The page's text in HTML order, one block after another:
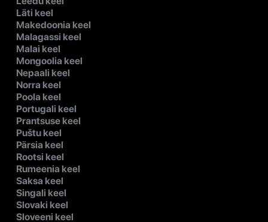
Läti keel
Makedoonia keel
Malagassi keel
Malai keel
Mongoolia keel
Nepaali keel
Norra keel
Poola keel
Portugali keel
Prantsuse keel
Puštu keel
Pärsia keel
Rootsi keel
Rumeenia keel
Saksa keel
Singali keel
Slovaki keel
Sloveeni keel